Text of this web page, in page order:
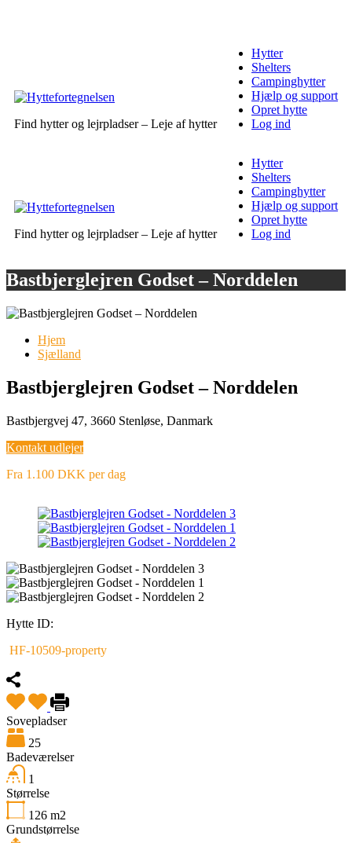
Find hytter og lejrpladser – Leje af hytter
Hytter
Shelters
Campinghytter
Hjælp og support
Opret hytte
Log ind
Find hytter og lejrpladser – Leje af hytter
Hytter
Shelters
Campinghytter
Hjælp og support
Opret hytte
Log ind
Bastbjerglejren Godset – Norddelen
Hjem
Sjælland
Bastbjerglejren Godset – Norddelen
Bastbjergvej 47, 3660 Stenløse, Danmark
Kontakt udlejer
Fra 1.100 DKK per dag
Hytte ID:
HF-10509-property
Sovepladser
25
Badeværelser
1
Størrelse
126 m2
Grundstørrelse